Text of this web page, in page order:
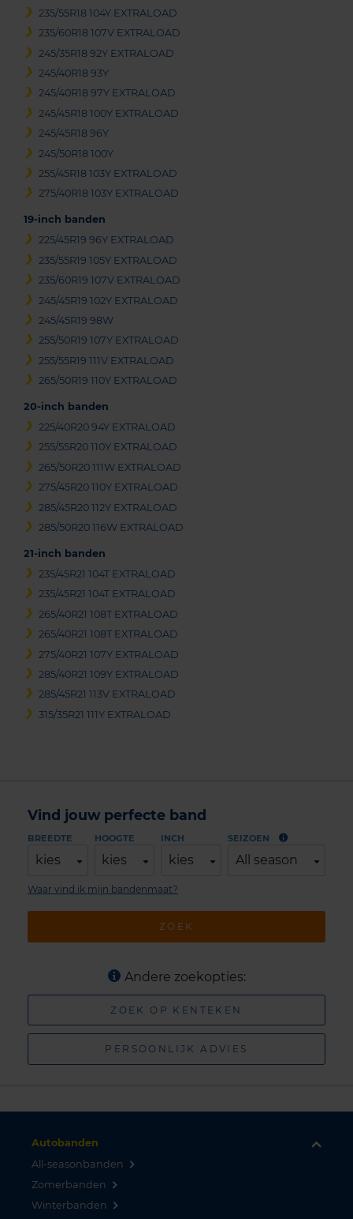
235/55R18 104Y EXTRALOAD
235/60R18 107V EXTRALOAD
245/35R18 92Y EXTRALOAD
245/40R18 93Y
245/40R18 97Y EXTRALOAD
245/45R18 100Y EXTRALOAD
245/45R18 96Y
245/50R18 100Y
255/45R18 103Y EXTRALOAD
275/40R18 103Y EXTRALOAD
19-inch banden
225/45R19 96Y EXTRALOAD
235/55R19 105Y EXTRALOAD
235/60R19 107V EXTRALOAD
245/45R19 102Y EXTRALOAD
245/45R19 98W
255/50R19 107Y EXTRALOAD
255/55R19 111V EXTRALOAD
265/50R19 110Y EXTRALOAD
20-inch banden
225/40R20 94Y EXTRALOAD
255/55R20 110Y EXTRALOAD
265/50R20 111W EXTRALOAD
275/45R20 110Y EXTRALOAD
285/45R20 112Y EXTRALOAD
285/50R20 116W EXTRALOAD
21-inch banden
235/45R21 104T EXTRALOAD
235/45R21 104T EXTRALOAD
265/40R21 108T EXTRALOAD
265/40R21 108T EXTRALOAD
275/40R21 107Y EXTRALOAD
285/40R21 109Y EXTRALOAD
285/45R21 113V EXTRALOAD
315/35R21 111Y EXTRALOAD
Vind jouw perfecte band
BREEDTE
kies
HOOGTE
kies
INCH
kies
SEIZOEN
All season
ZOEK
Waar vind ik mijn bandenmaat?
Andere zoekopties:
ZOEK OP KENTEKEN
PERSOONLIJK ADVIES
Autobanden
All-seasonbanden
Zomerbanden
Winterbanden